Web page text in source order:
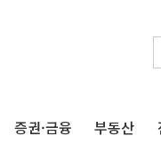
증권·금융 부동산
없고 집값만 오른다"…서울
동산 점검 2차 회의"…주택